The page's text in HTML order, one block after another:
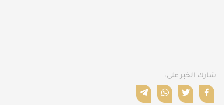
شارك الخبر على: